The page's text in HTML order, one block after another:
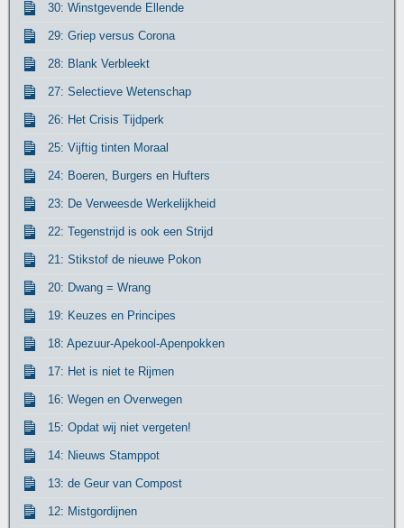
30: Winstgevende Ellende
29: Griep versus Corona
28: Blank Verbleekt
27: Selectieve Wetenschap
26: Het Crisis Tijdperk
25: Vijftig tinten Moraal
24: Boeren, Burgers en Hufters
23: De Verweesde Werkelijkheid
22: Tegenstrijd is ook een Strijd
21: Stikstof de nieuwe Pokon
20: Dwang = Wrang
19: Keuzes en Principes
18: Apezuur-Apekool-Apenpokken
17: Het is niet te Rijmen
16: Wegen en Overwegen
15: Opdat wij niet vergeten!
14: Nieuws Stamppot
13: de Geur van Compost
12: Mistgordijnen